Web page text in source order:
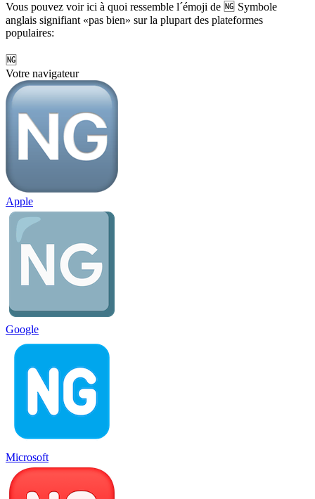
Vous pouvez voir ici à quoi ressemble l´émoji de 🆖 Symbole
anglais signifiant «pas bien» sur la plupart des plateformes
populaires:
🆖
Votre navigateur
Apple
Google
Microsoft